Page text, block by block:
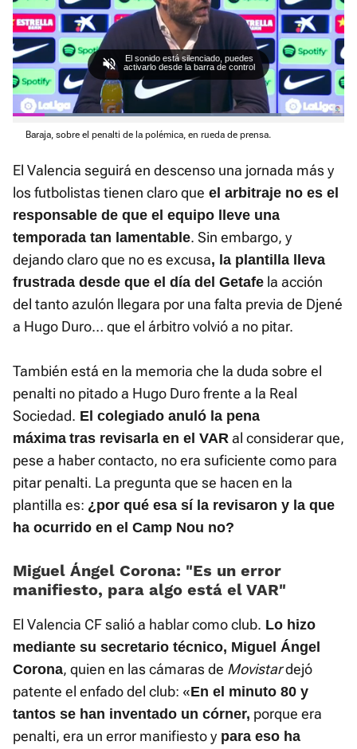
P
s
a
U
u
e
L
o
a
d
8
.
1
l
c
El sonido está silenciado, puedes
activarlo desde la barra de control
Baraja, sobre el penalti de la polémica, en rueda de prensa.
El Valencia seguirá en descenso una jornada más y
los futbolistas tienen claro que el arbitraje no es el
responsable de que el equipo lleve una
temporada tan lamentable. Sin embargo, y
dejando claro que no es excusa, la plantilla lleva
frustrada desde que el día del Getafe la acción
del tanto azulón llegara por una falta previa de Djené
a Hugo Duro… que el árbitro volvió a no pitar.
También está en la memoria che la duda sobre el
penalti no pitado a Hugo Duro frente a la Real
Sociedad. El colegiado anuló la pena
máxima tras revisarla en el VAR al considerar que,
pese a haber contacto, no era suficiente como para
pitar penalti. La pregunta que se hacen en la
plantilla es: ¿por qué esa sí la revisaron y la que
ha ocurrido en el Camp Nou no?
Miguel Ángel Corona: «Es un error
manifiesto, para algo está el VAR»
El Valencia CF salió a hablar como club. Lo hizo
mediante su secretario técnico, Miguel Ángel
Corona, quien en las cámaras de Movistardejó
patente el enfado del club: «En el minuto 80 y
tantos se han inventado un córner, porque era
penalti, era un error manifiesto y para eso ha